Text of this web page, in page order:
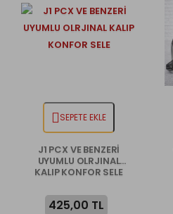
SEPETE EKLE
J1 PCX VE BENZERİ
UYUMLU OLRJINAL
KALIP KONFOR SELE
425,00 TL